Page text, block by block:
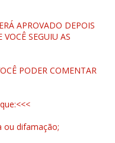
APROVADO DEPOIS
SEGUIU AS
PODER COMENTAR
ou difamação;